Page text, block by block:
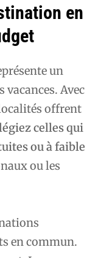
en
un
Avec
offrent
celles qui
ou à faible
ou les
en commun.